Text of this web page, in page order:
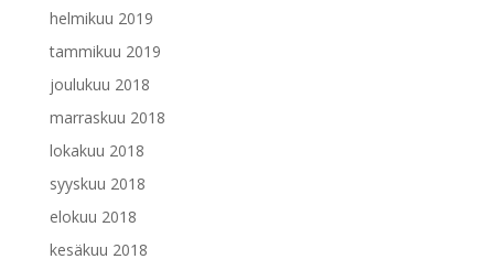
helmikuu 2019
tammikuu 2019
joulukuu 2018
marraskuu 2018
lokakuu 2018
syyskuu 2018
elokuu 2018
kesäkuu 2018